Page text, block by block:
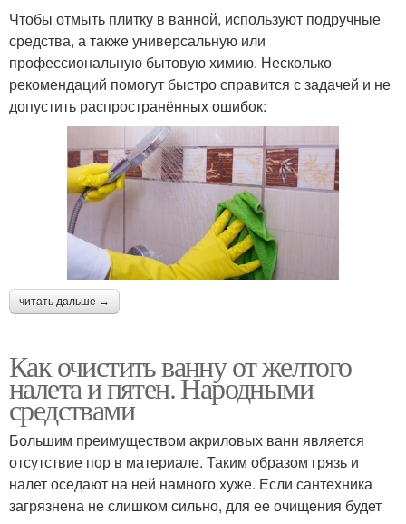
Чтобы отмыть плитку в ванной, используют подручные
средства, а также универсальную или
профессиональную бытовую химию. Несколько
рекомендаций помогут быстро справится с задачей и не
допустить распространённых ошибок:
читать дальше →
Как очистить ванну от желтого
налета и пятен. Народными
средствами
Большим преимуществом акриловых ванн является
отсутствие пор в материале. Таким образом грязь и
налет оседают на ней намного хуже. Если сантехника
загрязнена не слишком сильно, для ее очищения будет